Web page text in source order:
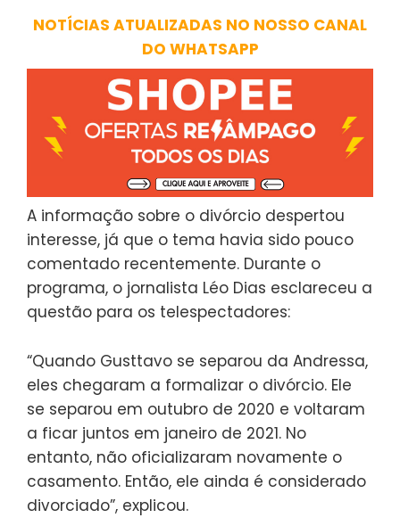
NOTÍCIAS ATUALIZADAS NO NOSSO CANAL
DO WHATSAPP
A informação sobre o divórcio despertou
interesse, já que o tema havia sido pouco
comentado recentemente. Durante o
programa, o jornalista Léo Dias esclareceu a
questão para os telespectadores:
“Quando Gusttavo se separou da Andressa,
eles chegaram a formalizar o divórcio. Ele
se separou em outubro de 2020 e voltaram
a ficar juntos em janeiro de 2021. No
entanto, não oficializaram novamente o
casamento. Então, ele ainda é considerado
divorciado”, explicou.